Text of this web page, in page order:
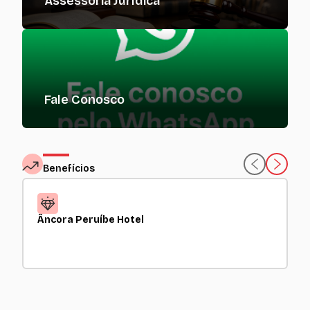
Fale Conosco
Benefícios
Âncora Peruíbe Hotel